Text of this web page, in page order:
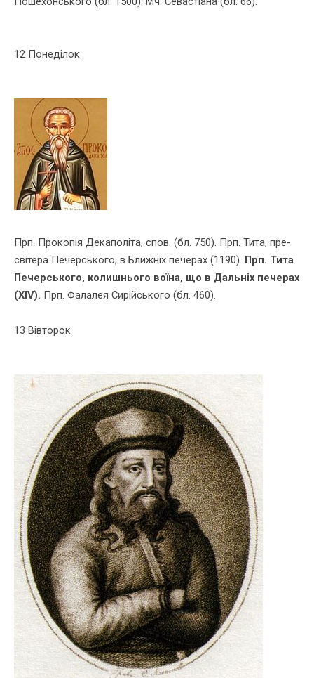
12 Понеділок
Прп. Прокопія Декаполіта, спов. (бл. 750). Прп. Тита, пре­
сві­тера Печерського, в Ближніх печерах (1190). Прп. Тита
Печерського, ко­лишнього воїна, що в Дальніх печерах
(ХІV). Прп. Фалалея Сирійського (бл. 460).
13 Вівторок